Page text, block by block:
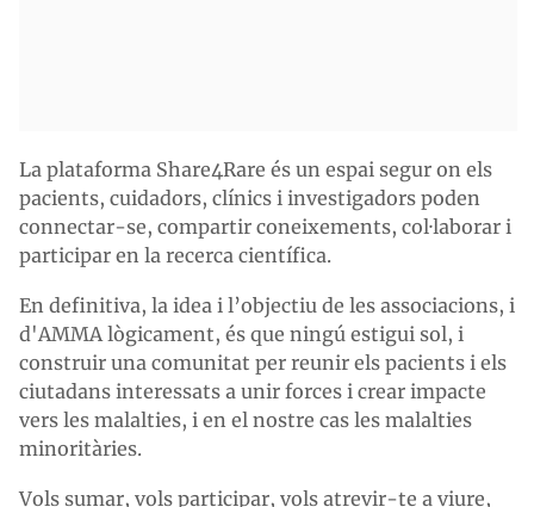
La plataforma Share4Rare és un espai segur on els
pacients, cuidadors, clínics i investigadors poden
connectar-se, compartir coneixements, col·laborar i
participar en la recerca científica.
En definitiva, la idea i l’objectiu de les associacions, i
d'AMMA lògicament, és que ningú estigui sol, i
construir una comunitat per reunir els pacients i els
ciutadans interessats a unir forces i crear impacte
vers les malalties, i en el nostre cas les malalties
minoritàries.
Vols sumar, vols participar, vols atrevir-te a viure,